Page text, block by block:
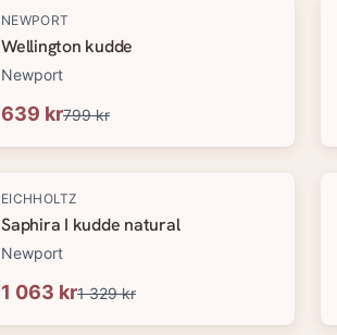
-20%
NEWPORT
Wellington kudde
Newport
639 kr799 kr
-20%
EICHHOLTZ
Saphira I kudde natural
Newport
1 063 kr1 329 kr